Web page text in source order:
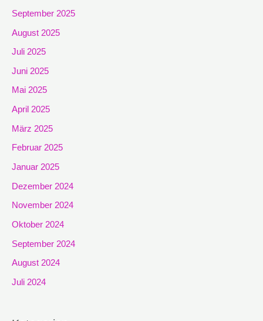
September 2025
August 2025
Juli 2025
Juni 2025
Mai 2025
April 2025
März 2025
Februar 2025
Januar 2025
Dezember 2024
November 2024
Oktober 2024
September 2024
August 2024
Juli 2024